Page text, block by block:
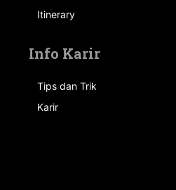
Itinerary
Info Karir
Tips dan Trik
Karir